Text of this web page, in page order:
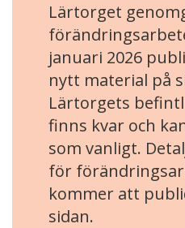
Lärtorget
januari 2026
nytt material på
Lärtorgets
finns kvar och
som vanligt.
för
kommer att
sidan.